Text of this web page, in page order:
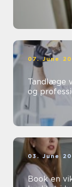
07. June
Tandlæge vanløse
og
03. June
Book en